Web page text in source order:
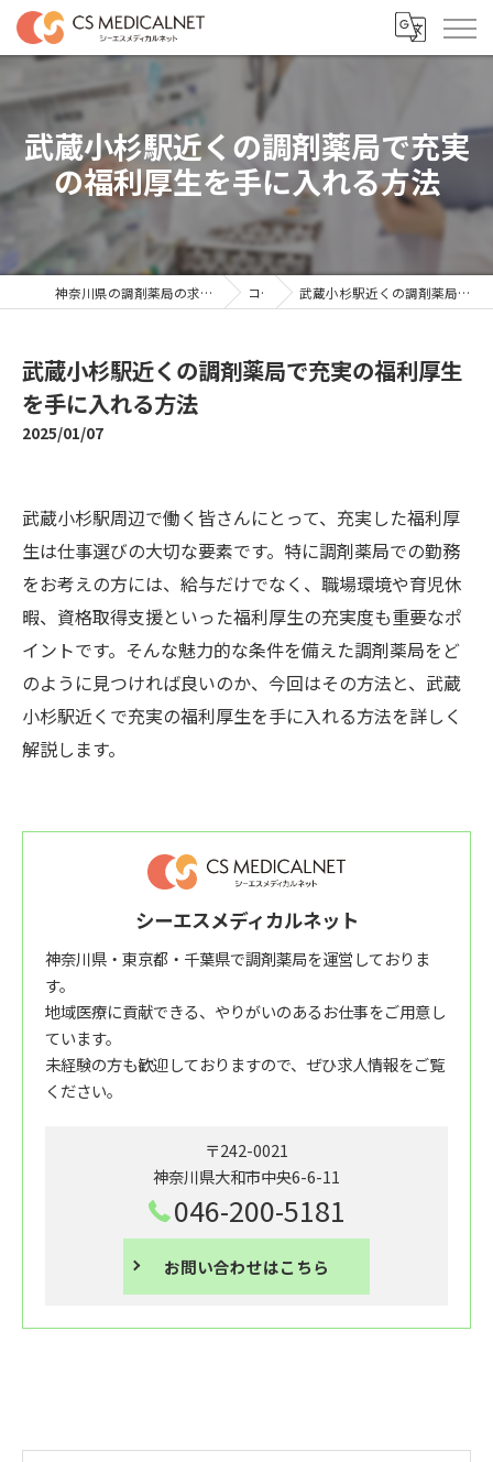
武蔵小杉駅近くの調剤薬局で充実
の福利厚生を手に入れる方法
神奈川県の調剤薬局の求人ならシーエスメディカルネット コラム 武蔵小杉駅近くの調剤薬局で充実の福利厚生を手に入れる方法
武蔵小杉駅近くの調剤薬局で充実の福利厚生
を手に入れる方法
2025/01/07
武蔵小杉駅周辺で働く皆さんにとって、充実した福利厚
生は仕事選びの大切な要素です。特に調剤薬局での勤務
をお考えの方には、給与だけでなく、職場環境や育児休
暇、資格取得支援といった福利厚生の充実度も重要なポ
イントです。そんな魅力的な条件を備えた調剤薬局をど
のように見つければ良いのか、今回はその方法と、武蔵
小杉駅近くで充実の福利厚生を手に入れる方法を詳しく
解説します。
シーエスメディカルネット
神奈川県・東京都・千葉県で調剤薬局を運営しておりま
す。
地域医療に貢献できる、やりがいのあるお仕事をご用意し
ています。
未経験の方も歓迎しておりますので、ぜひ求人情報をご覧
ください。
〒242-0021
神奈川県大和市中央6-6-11
046-200-5181
お問い合わせはこちら